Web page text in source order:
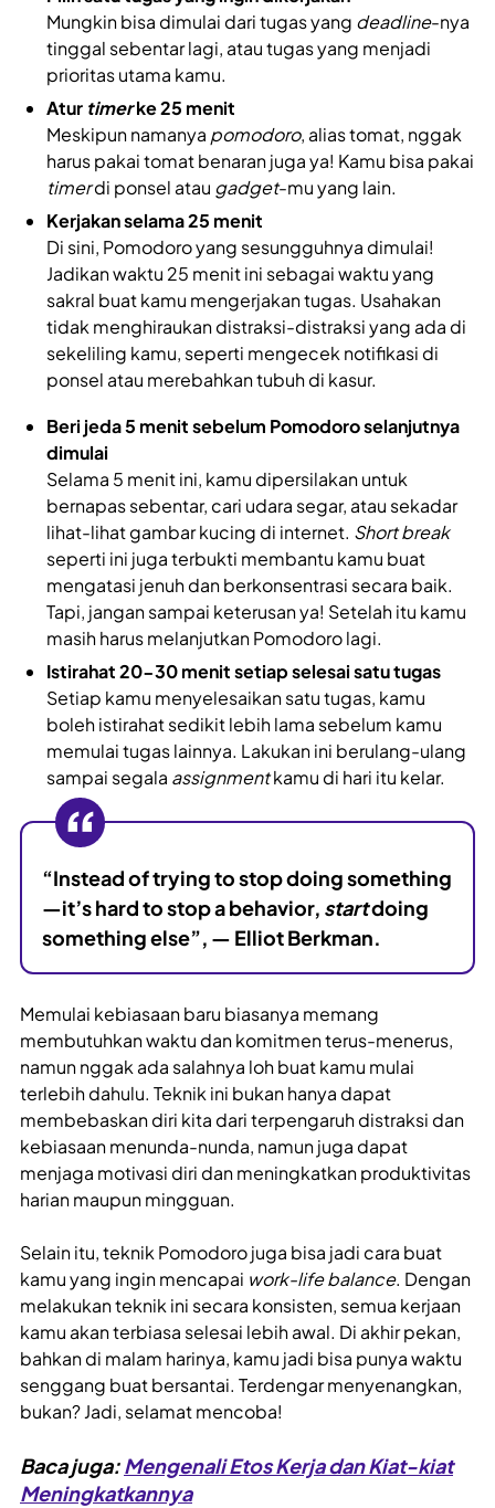
Mungkin bisa dimulai dari tugas yang deadline-nya
tinggal sebentar lagi, atau tugas yang menjadi
prioritas utama kamu.
Atur timerke 25 menit
Meskipun namanya pomodoro, alias tomat, nggak
harus pakai tomat benaran juga ya! Kamu bisa pakai
timerdi ponsel atau gadget-mu yang lain.
Kerjakan selama 25 menit
Di sini, Pomodoro yang sesungguhnya dimulai!
Jadikan waktu 25 menit ini sebagai waktu yang
sakral buat kamu mengerjakan tugas. Usahakan
tidak menghiraukan distraksi-distraksi yang ada di
sekeliling kamu, seperti mengecek notifikasi di
ponsel atau merebahkan tubuh di kasur.
Beri jeda 5 menit sebelum Pomodoro selanjutnya
dimulai
Selama 5 menit ini, kamu dipersilakan untuk
bernapas sebentar, cari udara segar, atau sekadar
lihat-lihat gambar kucing di internet. Short break
seperti ini juga terbukti membantu kamu buat
mengatasi jenuh dan berkonsentrasi secara baik.
Tapi, jangan sampai keterusan ya! Setelah itu kamu
masih harus melanjutkan Pomodoro lagi.
Istirahat 20-30 menit setiap selesai satu tugas
Setiap kamu menyelesaikan satu tugas, kamu
boleh istirahat sedikit lebih lama sebelum kamu
memulai tugas lainnya. Lakukan ini berulang-ulang
sampai segala assignmentkamu di hari itu kelar.
“Instead of trying to stop doing something
—it’s hard to stop a behavior, startdoing
something else”, — Elliot Berkman.
Memulai kebiasaan baru biasanya memang
membutuhkan waktu dan komitmen terus-menerus,
namun nggak ada salahnya loh buat kamu mulai
terlebih dahulu. Teknik ini bukan hanya dapat
membebaskan diri kita dari terpengaruh distraksi dan
kebiasaan menunda-nunda, namun juga dapat
menjaga motivasi diri dan meningkatkan produktivitas
harian maupun mingguan.
Selain itu, teknik Pomodoro juga bisa jadi cara buat
kamu yang ingin mencapai work-life balance. Dengan
melakukan teknik ini secara konsisten, semua kerjaan
kamu akan terbiasa selesai lebih awal. Di akhir pekan,
bahkan di malam harinya, kamu jadi bisa punya waktu
senggang buat bersantai. Terdengar menyenangkan,
bukan? Jadi, selamat mencoba!
Baca juga:Mengenali Etos Kerja dan Kiat-kiat
Meningkatkannya